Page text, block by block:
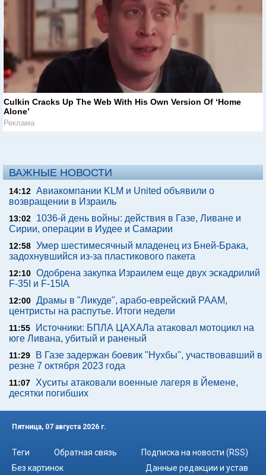
Culkin Cracks Up The Web With His Own Version Of ‘Home
Alone’
Реклама
ВАЖНЫЕ НОВОСТИ
14:12 Авиакомпании KLM и United объявили о
возвращении в Израиль
13:02
1036-й день войны: действия в Газе, Ливане и
Сирии, операции в Иудее и Самарии
12:58 Умер шестимесячный младенец из Бней-Брака,
задохнувшийся из-за пластикового пакета
12:10 Одобрена закупка Израилем еще двух эскадрилий
F-35I и F-15IA
12:00 Драмы в "Ликуде", арабо-еврейский РААМ,
центристы на распутье. Итоги недели
11:55
Источники: БПЛА ЦАХАЛа атаковал мотоцикл на
юге Ливана, убитый и раненый
11:29
В Газе задержан боевик "Нухбы", участвовавший в
резне 7 октября 2023 года
11:07 Хуситы атаковали военные лагеря в Йемене,
десятки погибших
Пятница, 07 августа 2026 г.
Теги Обратная связь
Подписка на новости (RSS)
Без картинок
Данные редакции и устав